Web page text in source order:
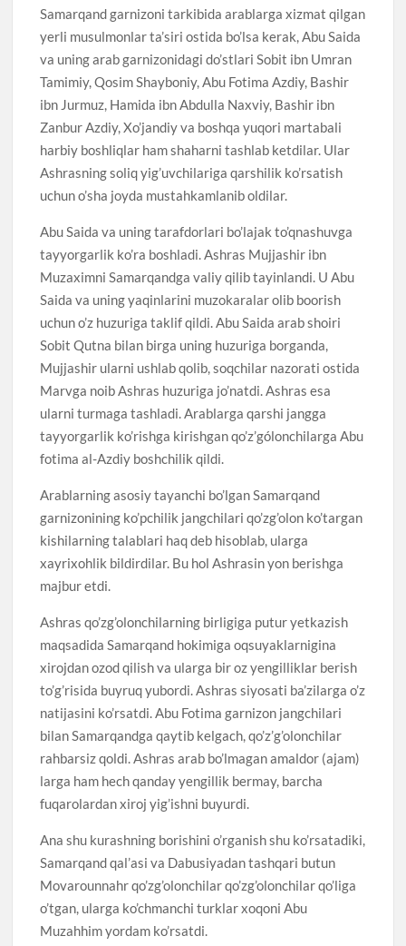
Samarqand garnizoni tarkibida arablarga xizmat qilgan
yerli musulmonlar ta’siri ostida bo’lsa kerak, Abu Saida
va uning arab garnizonidagi do’stlari Sobit ibn Umran
Tamimiy, Qosim Shayboniy, Abu Fotima Azdiy, Bashir
ibn Jurmuz, Hamida ibn Abdulla Naxviy, Bashir ibn
Zanbur Azdiy, Xo’jandiy va boshqa yuqori martabali
harbiy boshliqlar ham shaharni tashlab ketdilar. Ular
Ashrasning soliq yig’uvchilariga qarshilik ko’rsatish
uchun o’sha joyda mustahkamlanib oldilar.
Abu Saida va uning tarafdorlari bo’lajak to’qnashuvga
tayyorgarlik ko’ra boshladi. Ashras Mujjashir ibn
Muzaximni Samarqandga valiy qilib tayinlandi. U Abu
Saida va uning yaqinlarini muzokaralar olib boorish
uchun o’z huzuriga taklif qildi. Abu Saida arab shoiri
Sobit Qutna bilan birga uning huzuriga borganda,
Mujjashir ularni ushlab qolib, soqchilar nazorati ostida
Marvga noib Ashras huzuriga jo’natdi. Ashras esa
ularni turmaga tashladi. Arablarga qarshi jangga
tayyorgarlik ko’rishga kirishgan qo’z’gólonchilarga Abu
fotima al-Azdiy boshchilik qildi.
Arablarning asosiy tayanchi bo’lgan Samarqand
garnizonining ko’pchilik jangchilari qo’zg’olon ko’targan
kishilarning talablari haq deb hisoblab, ularga
xayrixohlik bildirdilar. Bu hol Ashrasin yon berishga
majbur etdi.
Ashras qo’zg’olonchilarning birligiga putur yetkazish
maqsadida Samarqand hokimiga oqsuyaklarnigina
xirojdan ozod qilish va ularga bir oz yengilliklar berish
to’g’risida buyruq yubordi. Ashras siyosati ba’zilarga o’z
natijasini ko’rsatdi. Abu Fotima garnizon jangchilari
bilan Samarqandga qaytib kelgach, qo’z’g’olonchilar
rahbarsiz qoldi. Ashras arab bo’lmagan amaldor (ajam)
larga ham hech qanday yengillik bermay, barcha
fuqarolardan xiroj yig’ishni buyurdi.
Ana shu kurashning borishini o’rganish shu ko’rsatadiki,
Samarqand qal’asi va Dabusiyadan tashqari butun
Movarounnahr qo’zg’olonchilar qo’zg’olonchilar qo’liga
o’tgan, ularga ko’chmanchi turklar xoqoni Abu
Muzahhim yordam ko’rsatdi.